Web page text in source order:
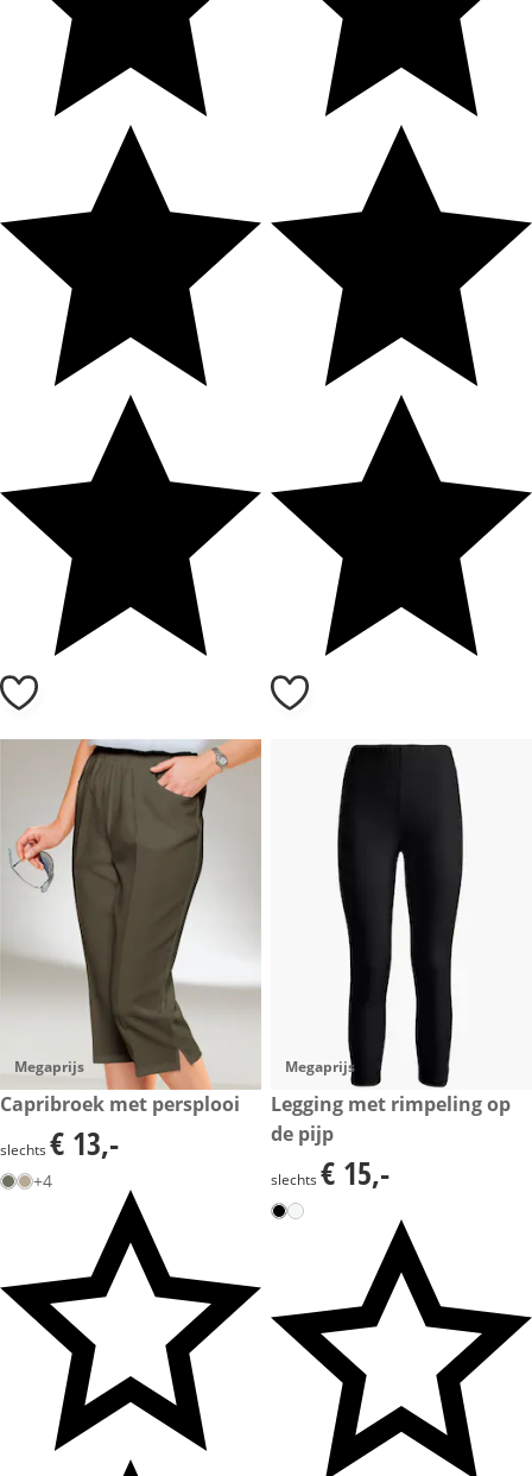
Megaprijs
€ 13,-
Capribroek met persplooi
€ 13,-
slechts € 13,-
+4
Megaprijs
€ 15,-
Legging met rimpeling op
de pijp
€ 15,-
slechts € 15,-